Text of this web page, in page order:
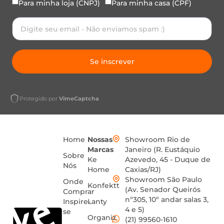
Para minha loja (CNPJ) Para minha casa (CPF)
Se inscrever
Protegido por VimeCaptcha
Home
Sobre
Nós
Onde
Comprar
Inspire-
se
Nossas
Marcas
Ke
Home
Konfektt
Lanty
Organiz
Showroom Rio de
Janeiro (R. Eustáquio
Azevedo, 45 - Duque de
Caxias/RJ)
Showroom São Paulo
(Av. Senador Queirós
nº305, 10º andar salas 3,
4 e 5)
(21) 99560-1610